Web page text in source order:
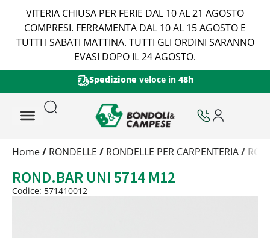
VITERIA CHIUSA PER FERIE DAL 10 AL 21 AGOSTO
COMPRESI. FERRAMENTA DAL 10 AL 15 AGOSTO E
TUTTI I SABATI MATTINA. TUTTI GLI ORDINI SARANNO
EVASI DOPO IL 24 AGOSTO.
Spedizione veloce in 48h
Trattamento
Peso
Quantità
Home/ RONDELLE / RONDELLE PER CARPENTERIA/
ROND.BAR UNI 5714 M12
Codice: 571410012